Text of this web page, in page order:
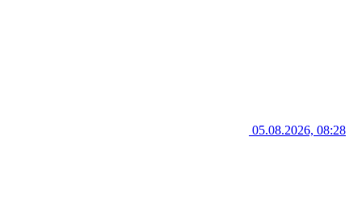
05.08.2026, 08:28